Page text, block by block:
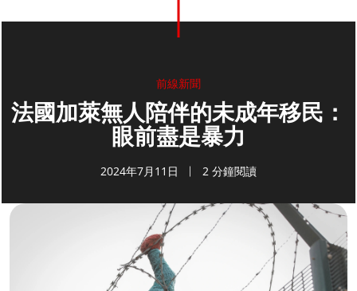
前線新聞
法國加萊無人陪伴的未成年移民：
眼前盡是暴力
2024年7月11日 2 分鐘閱讀